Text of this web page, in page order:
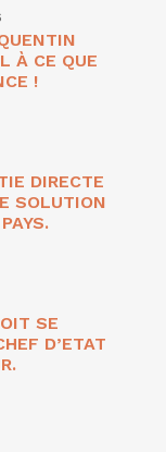
À CE QUE
!
DIRECTE
SOLUTION
SE
D’ETAT